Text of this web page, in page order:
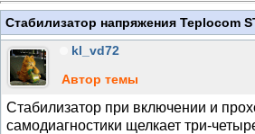
Стабилизатор напряжения Teplocom
kl_vd72
Автор темы
Стабилизатор при включении и
самодиагностики щелкает три-